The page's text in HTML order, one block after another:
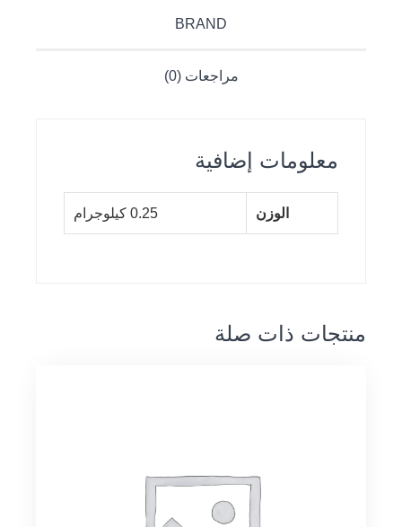
BRAND
مراجعات (0)
معلومات إضافية
الوزن 0.25 كيلوجرام
منتجات ذات صلة